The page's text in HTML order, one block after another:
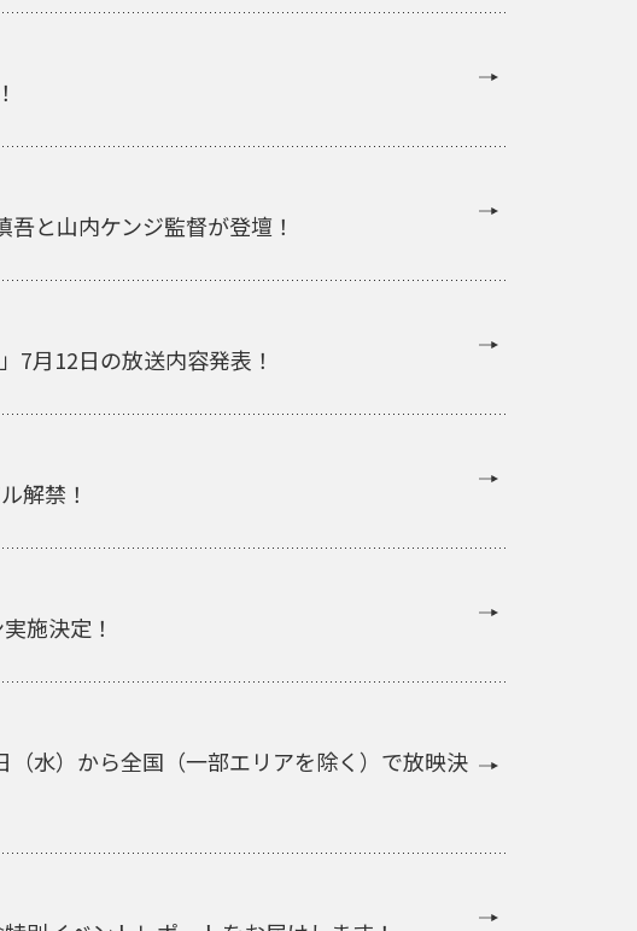
と山内ケンジ監督が登壇！
7月12日の放送内容発表！
解禁！
施決定！
水）から全国（一部エリアを除く）で放映決